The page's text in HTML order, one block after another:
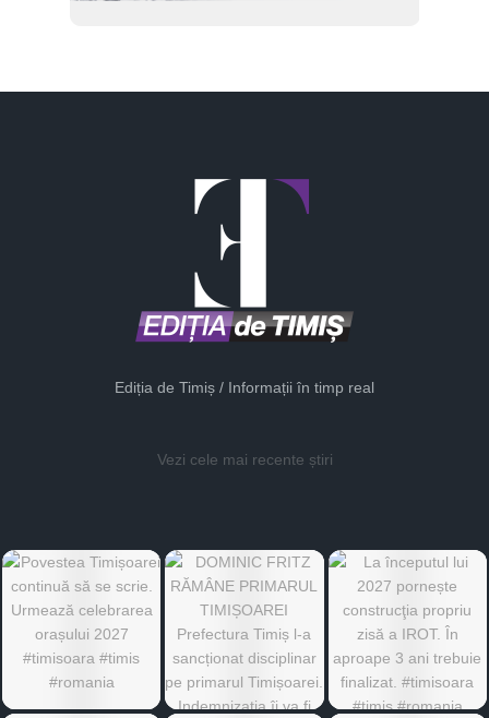
Ediția de Timiș / Informații în timp real
Vezi cele mai recente știri